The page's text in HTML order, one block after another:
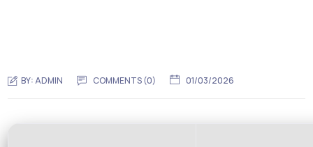
BY:ADMIN COMMENTS (0) 01/03/2026